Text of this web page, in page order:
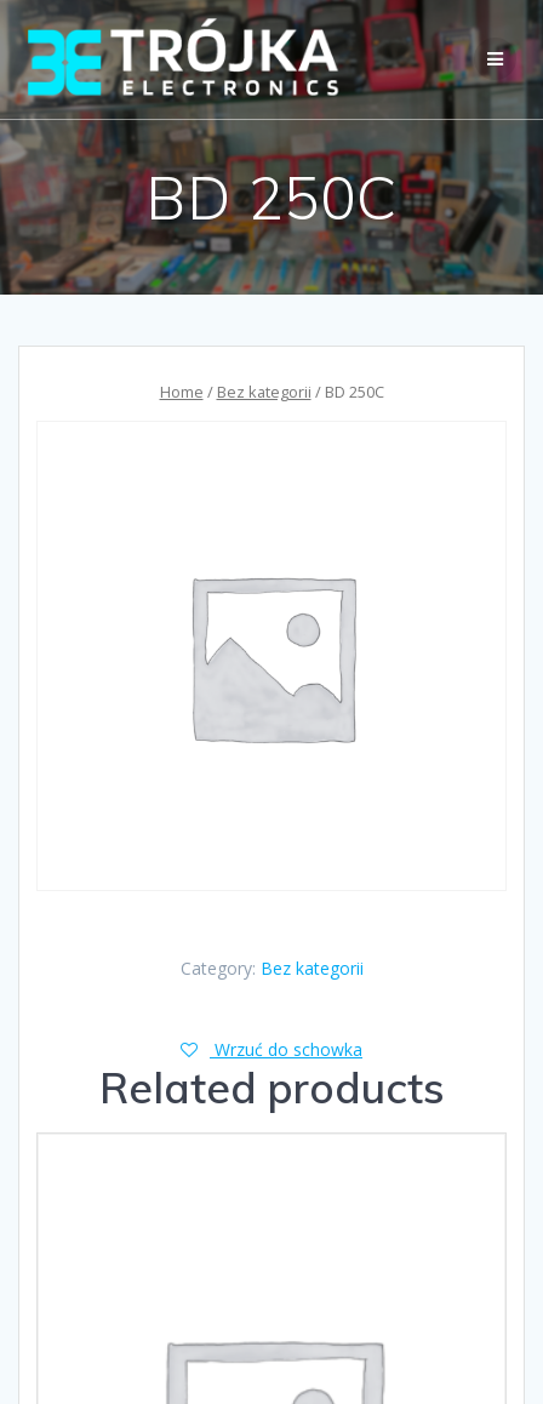
Przejdź
do
treści
BD 250C
Home / Bez kategorii / BD 250C
Category: Bez kategorii
Wrzuć do schowka
Related products